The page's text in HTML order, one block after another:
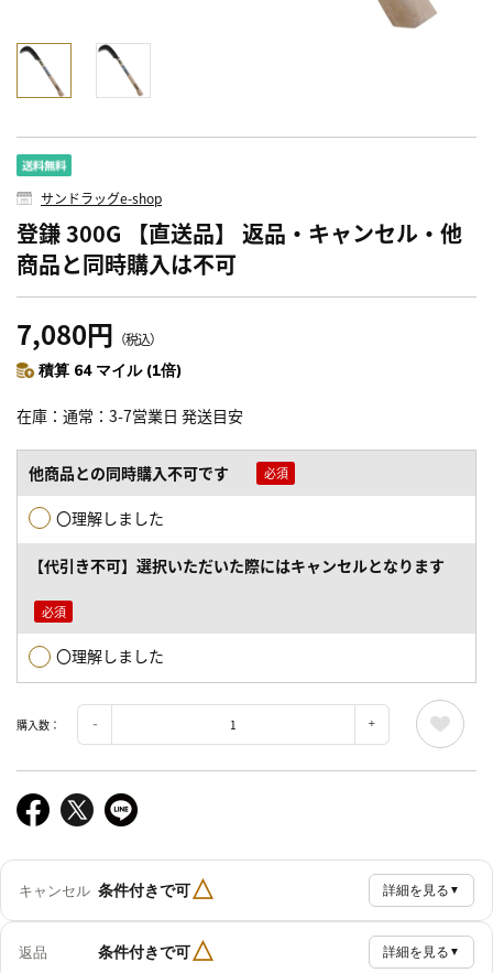
サンドラッグe-shop
登鎌 300G 【直送品】 返品・キャンセル・他
商品と同時購入は不可
7,080円 （税込）
積算 64 マイル (1倍)
在庫 通常：3-7営業日 発送目安
他商品との同時購入不可です
〇理解しました
【代引き不可】選択いただいた際にはキャンセルとなります
〇理解しました
購入数：
キャンセル 条件付きで可△ 詳細を見る ▼
返品 条件付きで可△ 詳細を見る ▼